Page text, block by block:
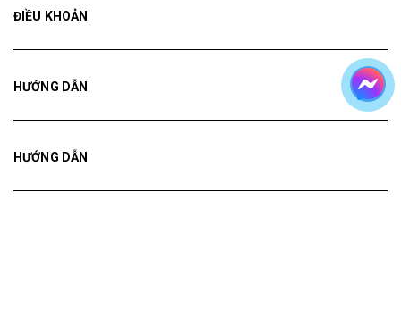
ĐIỀU KHOẢN
HƯỚNG DẪN
HƯỚNG DẪN